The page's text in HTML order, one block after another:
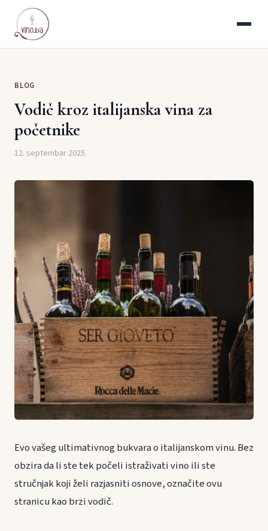
BLOG
Vodič kroz italijanska vina za
početnike
12. septembar 2025.
Evo vašeg ultimativnog bukvara o italijanskom vinu. Bez
obzira da li ste tek počeli istraživati vino ili ste
stručnjak koji želi razjasniti osnove, označite ovu
stranicu kao brzi vodič.